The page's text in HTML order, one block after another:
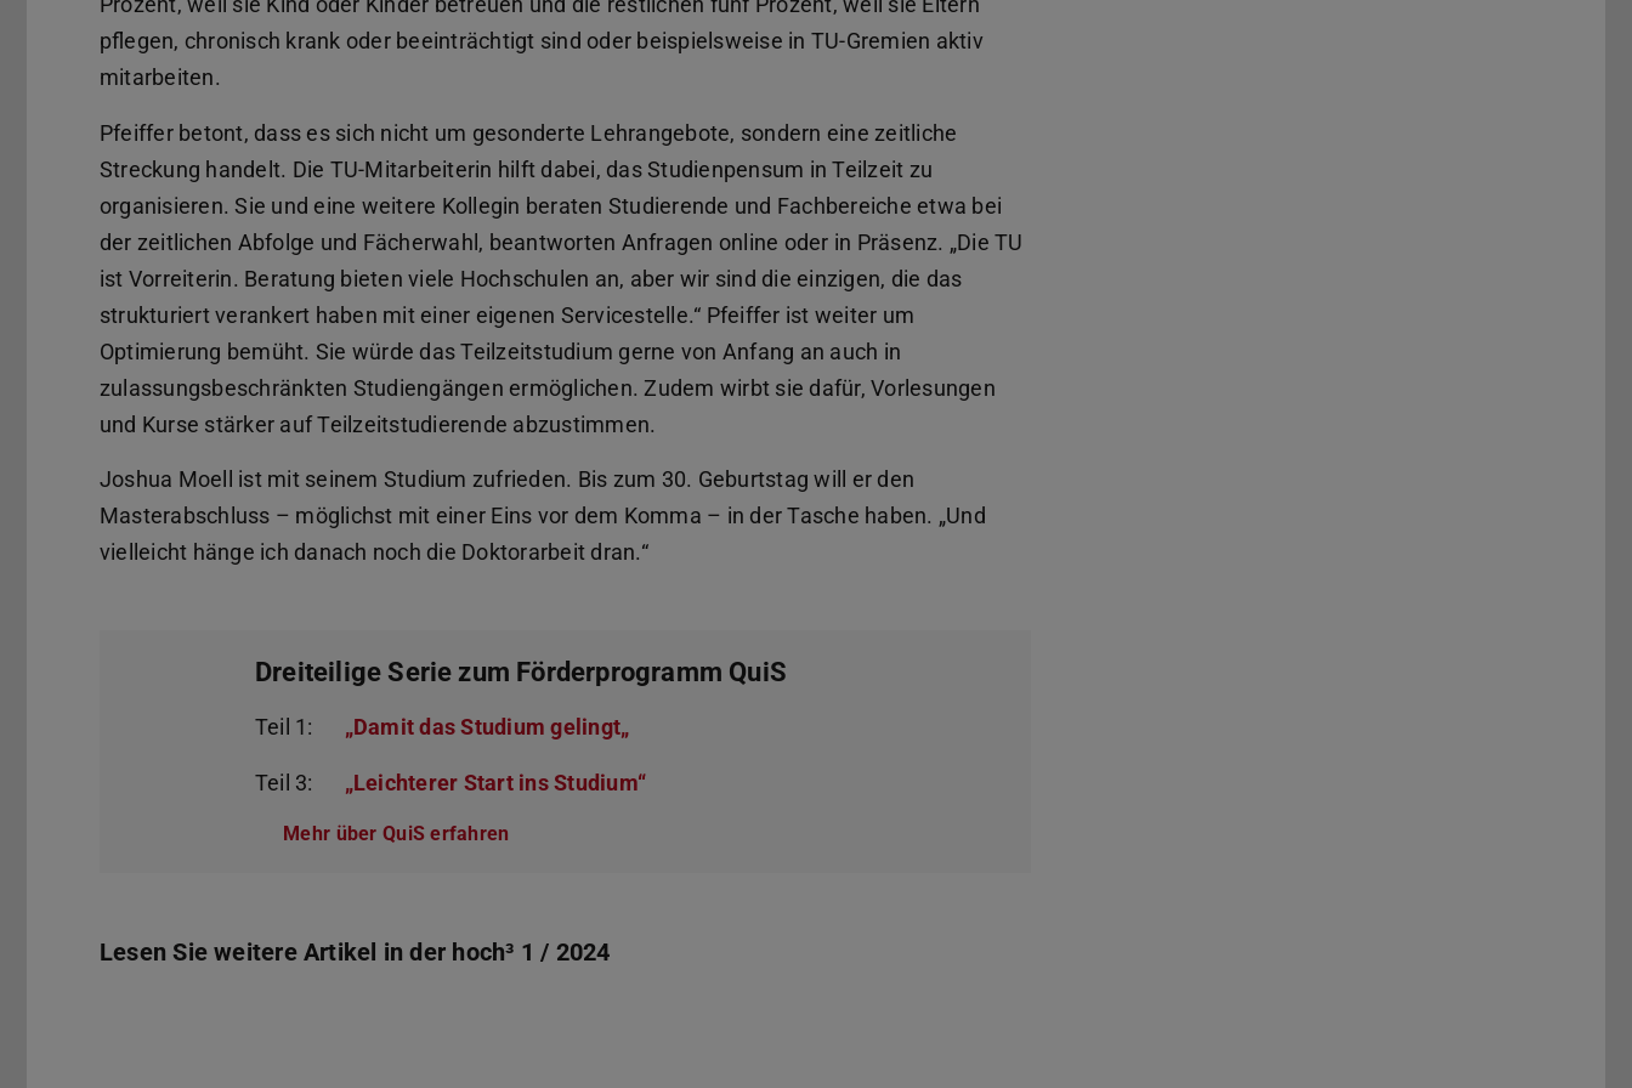
pflegen, chronisch krank oder beeinträchtigt sind oder beispielsweise in TU-Gremien aktiv
mitarbeiten.
Pfeiffer betont, dass es sich nicht um gesonderte Lehrangebote, sondern eine zeitliche
Streckung handelt. Die TU-Mitarbeiterin hilft dabei, das Studienpensum in Teilzeit zu
organisieren. Sie und eine weitere Kollegin beraten Studierende und Fachbereiche etwa bei
der zeitlichen Abfolge und Fächerwahl, beantworten Anfragen online oder in Präsenz. „Die TU
ist Vorreiterin. Beratung bieten viele Hochschulen an, aber wir sind die einzigen, die das
strukturiert verankert haben mit einer eigenen Servicestelle.“ Pfeiffer ist weiter um
Optimierung bemüht. Sie würde das Teilzeitstudium gerne von Anfang an auch in
zulassungsbeschränkten Studiengängen ermöglichen. Zudem wirbt sie dafür, Vorlesungen
und Kurse stärker auf Teilzeitstudierende abzustimmen.
Joshua Moell ist mit seinem Studium zufrieden. Bis zum 30. Geburtstag will er den
Masterabschluss – möglichst mit einer Eins vor dem Komma – in der Tasche haben. „Und
vielleicht hänge ich danach noch die Doktorarbeit dran.“
Dreiteilige Serie zum Förderprogramm QuiS
Teil 1: „Damit das Studium gelingt„
Teil 3: „Leichterer Start ins Studium“
Mehr über QuiS erfahren
Lesen Sie weitere Artikel in der hoch³ 1 / 2024